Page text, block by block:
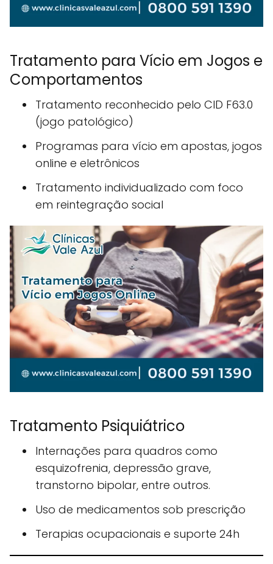
Tratamento para Vício em Jogos e
Comportamentos
Tratamento reconhecido pelo CID F63.0
(jogo patológico)
Programas para vício em apostas, jogos
online e eletrônicos
Tratamento individualizado com foco
em reintegração social
Tratamento Psiquiátrico
Internações para quadros como
esquizofrenia, depressão grave,
transtorno bipolar, entre outros.
Uso de medicamentos sob prescrição
Terapias ocupacionais e suporte 24h